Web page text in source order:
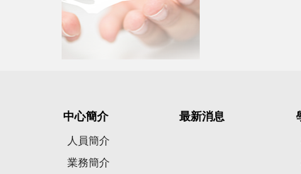
中心簡介
人員簡介
業務簡介
最新消息